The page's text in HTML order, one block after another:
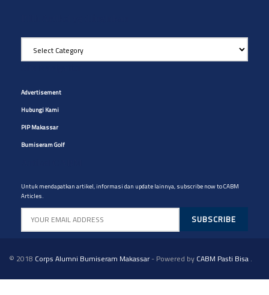
Pilih
Artikel
yg
Advertisement
Hubungi Kami
PIP Makassar
Bumiseram Golf
Untuk mendapatkan artikel, informasi dan update lainnya, subscribe now to CABM
Articles.
© 2018 Corps Alumni Bumiseram Makassar- Powered byCABM Pasti Bisa.